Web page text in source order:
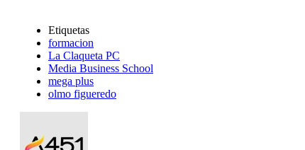
Etiquetas
formacion
La Claqueta PC
Media Business School
mega plus
olmo figueredo